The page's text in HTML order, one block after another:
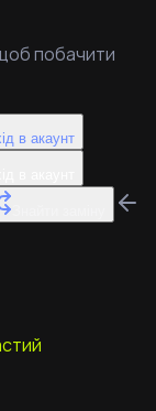
побачити
в акаунт